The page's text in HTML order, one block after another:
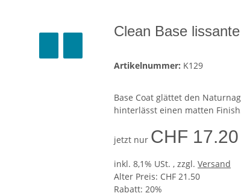
Clean Base
Artikelnummer: K129
Base Coat glättet den
hinterlässt einen matten
jetzt nur CHF 17.20
inkl. 8,1% USt. , zzgl. Versand
Alter Preis: CHF 21.50
Rabatt: 20%